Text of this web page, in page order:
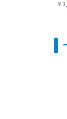
￥